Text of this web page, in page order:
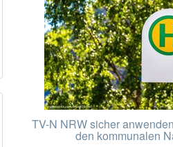
TV-N NRW sicher
den kommunalen